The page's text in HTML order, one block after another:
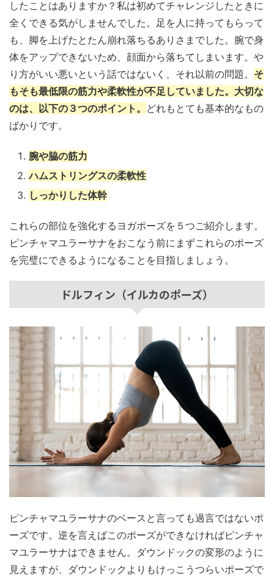
したことはありますか？私は初めてチャレンジしたときに
全くできる気がしませんでした。足を人に持ってもらって
も、脚を上げたとたん崩れ落ちるありさまでした。腕で身
体をアップできないため、顔面から落ちてしまいます。や
り方がいい悪いという話ではないく、それ以前の問題。 そ
もそも最低限の筋力や柔軟性が不足していました。大切な
のは、以下の３つのポイント。 どれもとても基本的なもの
ばかりです。
腕や脇の筋力
ハムストリングスの柔軟性
しっかりした体幹
これらの部位を強化するヨガポーズを５つご紹介します。
ピンチャマユラーサナをおこなう前にまずこれらのポーズ
を完璧にできるようになることを目指しましょう。
ドルフィン（イルカのポーズ）
ピンチャマユラーサナのベースと言っても過言ではないポ
ーズです。逆を言えばこのポーズができなければピンチャ
マユラーサナはできません。ダウンドックの変形のように
見えますが、ダウンドックよりもけっこうつらいポーズで